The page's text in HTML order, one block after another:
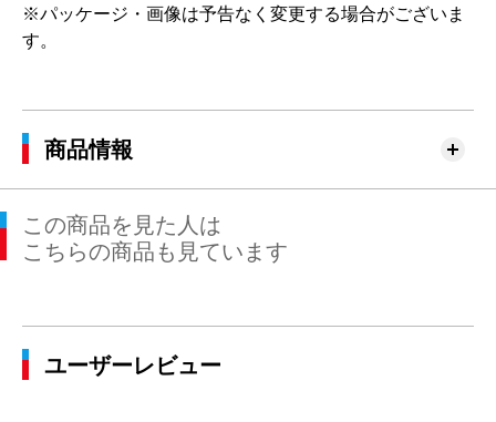
※パッケージ・画像は予告なく変更する場合がございま
す。
商品情報
この商品を見た人は
こちらの商品も見ています
ユーザーレビュー